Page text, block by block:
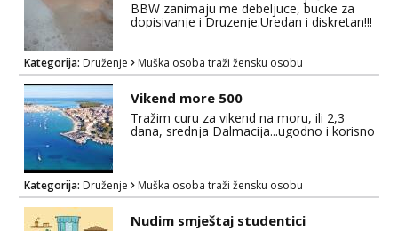
BBW zanimaju me debeljuce, bucke za
dopisivanje i Druzenje.Uredan i diskretan!!!
Kategorija: Druženje Muška osoba traži žensku osobu
Vikend more 500
Tražim curu za vikend na moru, ili 2,3
dana, srednja Dalmacija...ugodno i korisno
Kategorija: Druženje Muška osoba traži žensku osobu
Nudim smještaj studentici